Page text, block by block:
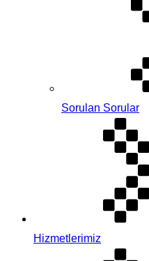
Sorulan Sorular
Hizmetlerimiz